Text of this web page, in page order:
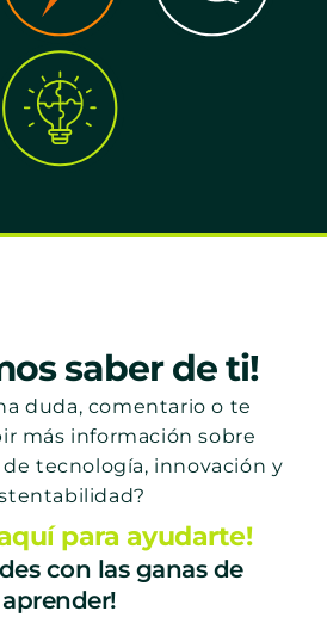
saber de ti!
duda, comentario o te
más información sobre
tecnología, innovación y
para ayudarte!
con las ganas de
aprender!